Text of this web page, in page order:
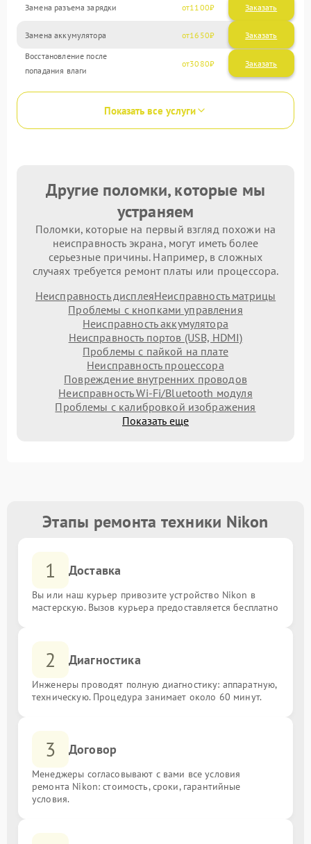
Замена разъема зарядки 1100
Замена аккумулятора 1650
Восстановление после
попадания влаги
3080
Показать все услуги
Другие поломки, которые мы
устраняем
Поломки, которые на первый взгляд похожи на
неисправность экрана, могут иметь более
серьезные причины. Например, в сложных
случаях требуется ремонт платы или процессора.
Неисправность дисплеяНеисправность матрицы
Проблемы с кнопками управления
Неисправность аккумулятора
Неисправность портов (USB, HDMI)
Проблемы с пайкой на плате
Неисправность процессора
Повреждение внутренних проводов
Неисправность Wi-Fi/Bluetooth модуля
Проблемы с калибровкой изображения
Показать еще
Этапы ремонта техники Nikon
1 Доставка
Вы или наш курьер привозите устройство Nikon в
мастерскую. Вызов курьера предоставляется бесплатно
2 Диагностика
Инженеры проводят полную диагностику: аппаратную,
техническую. Процедура занимает около 60 минут.
3 Договор
Менеджеры согласовывают с вами все условия
ремонта Nikon: стоимость, сроки, гарантийные
условия.